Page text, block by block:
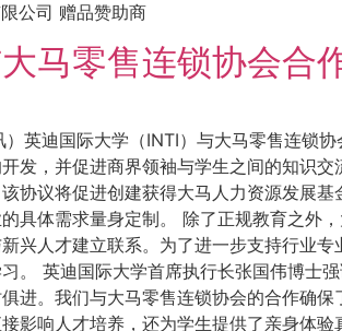
公司 赠品赞助商
马零售连锁协会合
）英迪国际大学（INTI）与大马零售连锁
发，并促进商界领袖与学生之间的知识
协议将促进创建获得大马人力资源发展
具体需求量身定制。 除了正规教育之外
兴人才建立联系。为了进一步支持行业
。 英迪国际大学首席执行长张国伟博士
进。我们与大马零售连锁协会的合作确
影响人才培养，还为学生提供了亲身体